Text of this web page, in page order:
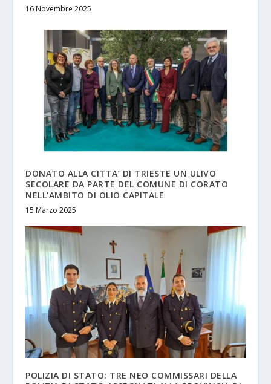
16 Novembre 2025
DONATO ALLA CITTA’ DI TRIESTE UN ULIVO
SECOLARE DA PARTE DEL COMUNE DI CORATO
NELL’AMBITO DI OLIO CAPITALE
15 Marzo 2025
POLIZIA DI STATO: TRE NEO COMMISSARI DELLA